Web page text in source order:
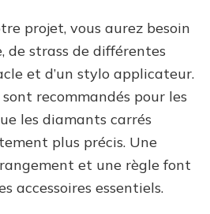
projet, vous aurez besoin
de strass de différentes
et d’un stylo applicateur.
recommandés pour les
les diamants carrés
plus précis. Une
et une règle font
accessoires essentiels.